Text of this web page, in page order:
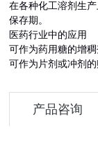
在各种化工溶剂生
保存期。
医药行业中的应用
可作为药用糖的增稠
可作为片剂或冲剂
产品咨询